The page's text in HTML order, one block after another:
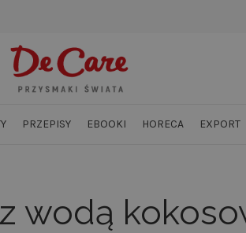
PRZEPISY EBOOKI HORECA EXPORT
wodą